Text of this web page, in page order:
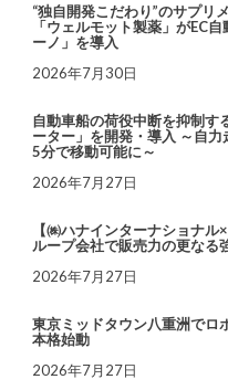
“独自開発こだわり”のサプリ
「ウェルモット製薬」がEC
ーノ」を導入
2026年7月30日
自動車船の荷役中断を抑制す
ーター」を開発・導入 ～自
5分で移動可能に～
2026年7月27日
【㈱ハナインターナショナ
ループ会社で販売力の更なる
2026年7月27日
東京ミッドタウン八重洲でロ
本格始動
2026年7月27日